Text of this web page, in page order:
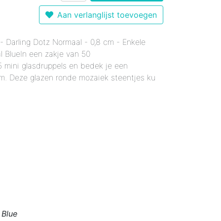
mm - Gemixte Kleuren
Kleuren
Kleuren
18 mm - Gemixte Kleuren
Kleuren
- Enkele Kleuren
Kleuren
mm - Enkele Kleuren
mm - Enkele Kleuren
mm - Enkele Kleuren
12x38 mm - Enkele Kleuren
Enkele Kleuren
Kleuren
- Enkele Kleuren
Aan verlanglijst toevoegen
Darling Dotz Normaal - 0,8 cm - Enkele
BlueIn een zakje van 50
mini glasdruppels en bedek je een
Deze glazen ronde mozaiek steentjes ku